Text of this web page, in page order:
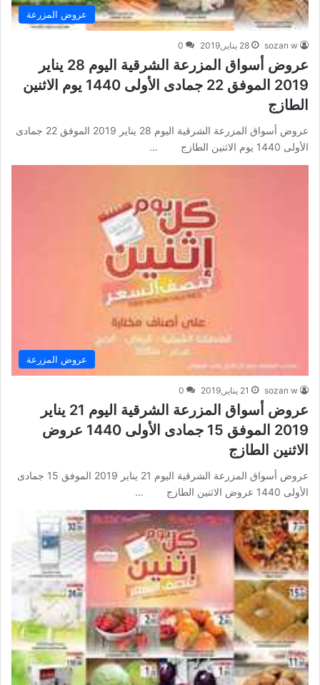
عروض المزرعة
sozan w 28 يناير,2019 0
عروض أسواق المزرعة الشرقية اليوم 28 يناير
2019 الموفق 22 جمادى الأولى 1440 يوم الاثنين
الطازج
عروض أسواق المزرعة الشرقية اليوم 28 يناير 2019 الموفق 22 جمادى
الأولى 1440 يوم الاثنين الطازج …
عروض المزرعة
sozan w 21 يناير,2019 0
عروض أسواق المزرعة الشرقية اليوم 21 يناير
2019 الموفق 15 جمادى الأولى 1440 عروض
الاثنين الطازج
عروض أسواق المزرعة الشرقية اليوم 21 يناير 2019 الموفق 15 جمادى
الأولى 1440 عروض الاثنين الطازج …